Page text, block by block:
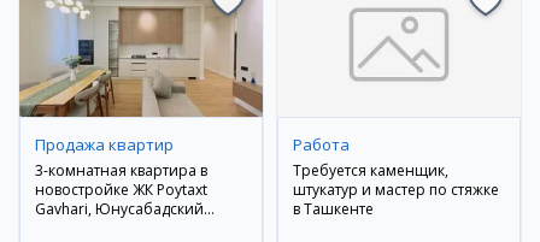
Продажа квартир
3-комнатная квартира в
новостройке ЖК Poytaxt
Gavhari, Юнусабадский
Работа
Требуется каменщик,
штукатур и мастер по стяжке
в Ташкенте